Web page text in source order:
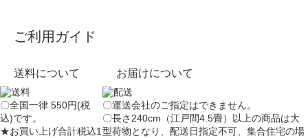
ご利用ガイド
送料について
〇全国一律 550円(税
込)です。
★お買い上げ合計税込1
お届けについて
〇運送会社のご指定はできません。
〇長さ240cm（江戸間4.5畳）以上の商品は大
型荷物となり、配送日指定不可、集合住宅の場